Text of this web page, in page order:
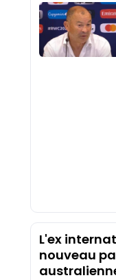
L'ex
nouveau